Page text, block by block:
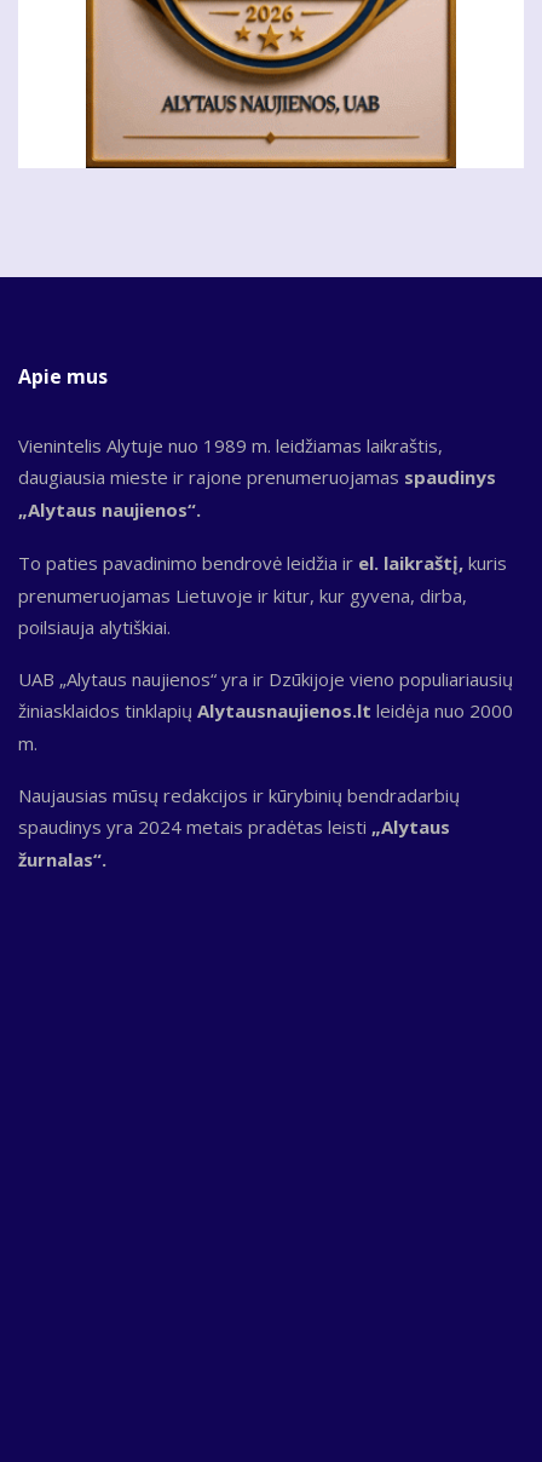
Apie mus
Vienintelis Alytuje nuo 1989 m. leidžiamas laikraštis,
daugiausia mieste ir rajone prenumeruojamas spaudinys
„Alytaus naujienos“.
To paties pavadinimo bendrovė leidžia ir el. laikraštį, kuris
prenumeruojamas Lietuvoje ir kitur, kur gyvena, dirba,
poilsiauja alytiškiai.
UAB „Alytaus naujienos“ yra ir Dzūkijoje vieno populiariausių
žiniasklaidos tinklapių Alytausnaujienos.lt leidėja nuo 2000
m.
Naujausias mūsų redakcijos ir kūrybinių bendradarbių
spaudinys yra 2024 metais pradėtas leisti „Alytaus
žurnalas“.